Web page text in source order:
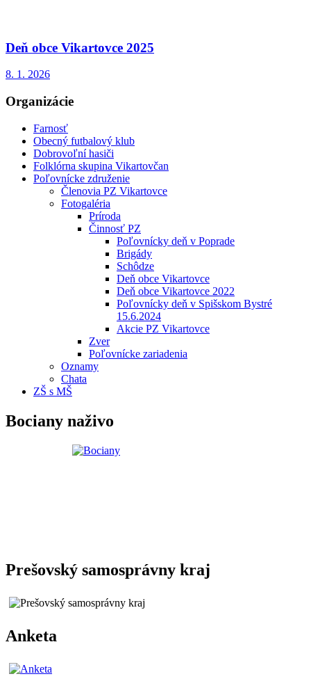
Deň obce Vikartovce 2025
8. 1. 2026
Organizácie
Farnosť
Obecný futbalový klub
Dobrovoľní hasiči
Folklórna skupina Vikartovčan
Poľovnícke združenie
Členovia PZ Vikartovce
Fotogaléria
Príroda
Činnosť PZ
Poľovnícky deň v Poprade
Brigády
Schôdze
Deň obce Vikartovce
Deň obce Vikartovce 2022
Poľovnícky deň v Spišskom Bystré
15.6.2024
Akcie PZ Vikartovce
Zver
Poľovnícke zariadenia
Oznamy
Chata
ZŠ s MŠ
Bociany naživo
Prešovský samosprávny kraj
Anketa